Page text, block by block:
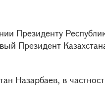
Президенту
Президент
Назарбаев, в